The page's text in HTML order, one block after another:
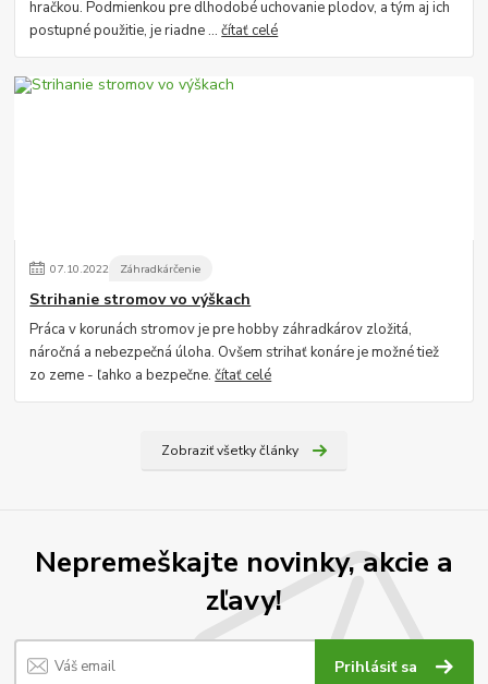
hračkou. Podmienkou pre dlhodobé uchovanie plodov, a tým aj ich
postupné použitie, je riadne ...čítať celé
07.10.2022 Záhradkárčenie
Strihanie stromov vo výškach
Práca v korunách stromov je pre hobby záhradkárov zložitá,
náročná a nebezpečná úloha. Ovšem strihať konáre je možné tiež
zo zeme - ľahko a bezpečne.čítať celé
Zobraziť všetky články
Nepremeškajte novinky, akcie a
zľavy!
Prihlásiť sa